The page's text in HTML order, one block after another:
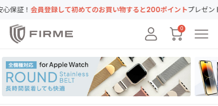
！会員登録して初めてのお買い物すると200ポイントプレゼント！キ
0